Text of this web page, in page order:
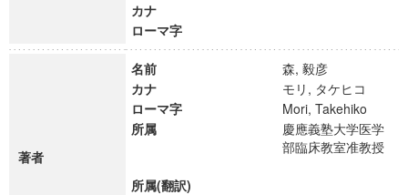
カナ
ローマ字
著者
名前
森, 毅彦
カナ
モリ, タケヒコ
ローマ字
Mori, Takehiko
所属
慶應義塾大学医学
部臨床教室准教授
所属(翻訳)